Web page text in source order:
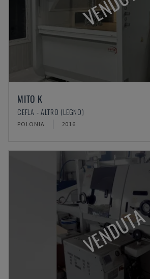
MITO K
CEFLA - ALTRO (LEGNO)
POLONIA 2016
VENDUTA